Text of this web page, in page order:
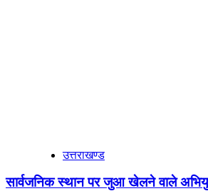
उत्तराखण्ड
सार्वजनिक स्थान पर जुआ खेलने वाले